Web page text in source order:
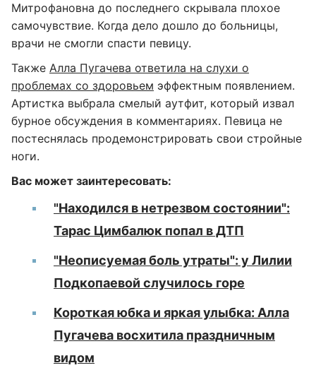
Митрофановна до последнего скрывала плохое
самочувствие. Когда дело дошло до больницы,
врачи не смогли спасти певицу.
Также Алла Пугачева ответила на слухи о
проблемах со здоровьем эффектным появлением.
Артистка выбрала смелый аутфит, который извал
бурное обсуждения в комментариях. Певица не
постеснялась продемонстрировать свои стройные
ноги.
Вас может заинтересовать:
"Находился в нетрезвом состоянии":
Тарас Цимбалюк попал в ДТП
"Неописуемая боль утраты": у Лилии
Подкопаевой случилось горе
Короткая юбка и яркая улыбка: Алла
Пугачева восхитила праздничным
видом